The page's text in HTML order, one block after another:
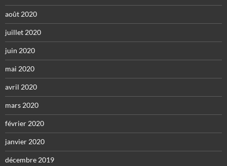
août 2020
juillet 2020
juin 2020
mai 2020
avril 2020
mars 2020
février 2020
janvier 2020
décembre 2019